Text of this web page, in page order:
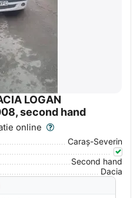
LOGAN
second hand
online
Caraş-Severin
Second hand
Dacia